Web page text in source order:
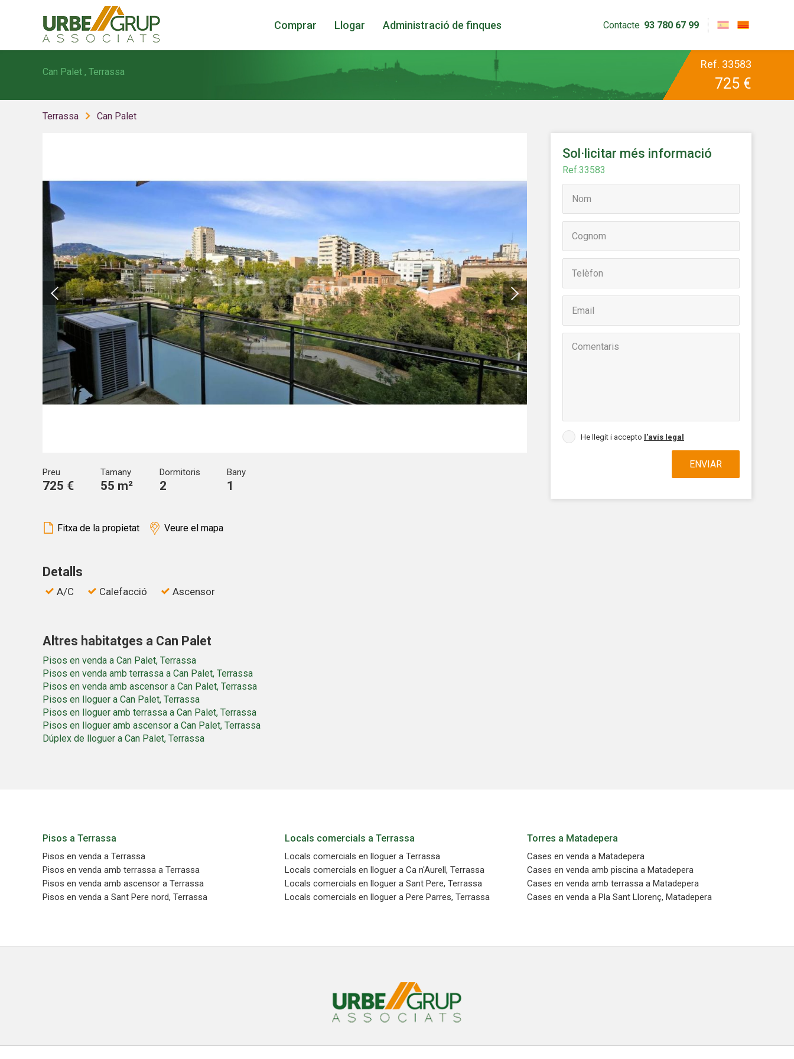
Comprar Llogar Administració de finques Contacte 93 780 67 99
Can Palet , Terrassa
Ref. 33583
725 €
Terrassa Can Palet
Preu
725 €
Tamany
55 m²
Dormitoris
2
Bany
1
Fitxa de la propietat Veure el mapa
Detalls
A/C Calefacció Ascensor
Altres habitatges a Can Palet
Pisos en venda a Can Palet, Terrassa
Pisos en venda amb terrassa a Can Palet, Terrassa
Pisos en venda amb ascensor a Can Palet, Terrassa
Pisos en lloguer a Can Palet, Terrassa
Pisos en lloguer amb terrassa a Can Palet, Terrassa
Pisos en lloguer amb ascensor a Can Palet, Terrassa
Dúplex de lloguer a Can Palet, Terrassa
Sol·licitar més informació
Ref.33583
He llegit i accepto l'avís legal
ENVIAR
Pisos a Terrassa
Pisos en venda a Terrassa
Pisos en venda amb terrassa a Terrassa
Pisos en venda amb ascensor a Terrassa
Pisos en venda a Sant Pere nord, Terrassa
Locals comercials a Terrassa
Locals comercials en lloguer a Terrassa
Locals comercials en lloguer a Ca n'Aurell, Terrassa
Locals comercials en lloguer a Sant Pere, Terrassa
Locals comercials en lloguer a Pere Parres, Terrassa
Torres a Matadepera
Cases en venda a Matadepera
Cases en venda amb piscina a Matadepera
Cases en venda amb terrassa a Matadepera
Cases en venda a Pla Sant Llorenç, Matadepera
Modificar cookies
Aquest lloc web utilitza cookies pròpies per recopilar informació amb la finalitat de
millorar els nostres serveis. Si continua navegant, suposa l'acceptació de la instal·lació
de les mateixes. L'usuari té la possibilitat de configurar el navegador podent, si així ho
desitja, impedir que siguin instal·lades al disc dur, encara que haurà de tenir en
compte que aquesta acció podrà ocasionar dificultats de navegació de la pàgina web.
Analítiques i personalització
Permeten fer el seguiment i l'anàlisi del comportament dels usuaris d'aquest lloc web.
La informació recollida mitjançant aquest tipus de cookies s'utilitza en el mesurament
de l'activitat del web per a l'elaboració de perfils de navegació dels usuaris per
introduir millores en funció de l'anàlisi de les dades d'ús que fan els usuaris del servei.
Permeten desar la informació de preferència de l'usuari per millorar la qualitat dels
nostres serveis i oferir una millor experiència a través de productes recomanats.
l'usuari.